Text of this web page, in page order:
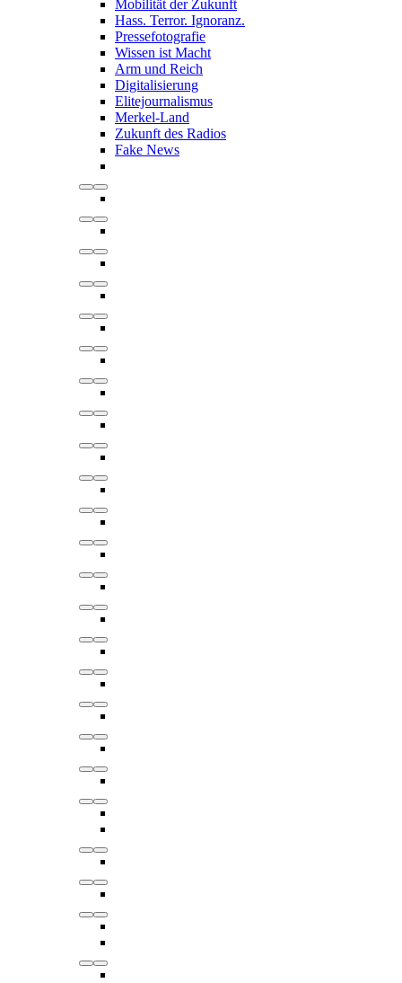
Mobilität der Zukunft
Hass. Terror. Ignoranz.
Pressefotografie
Wissen ist Macht
Arm und Reich
Digitalisierung
Elitejournalismus
Merkel-Land
Zukunft des Radios
Fake News